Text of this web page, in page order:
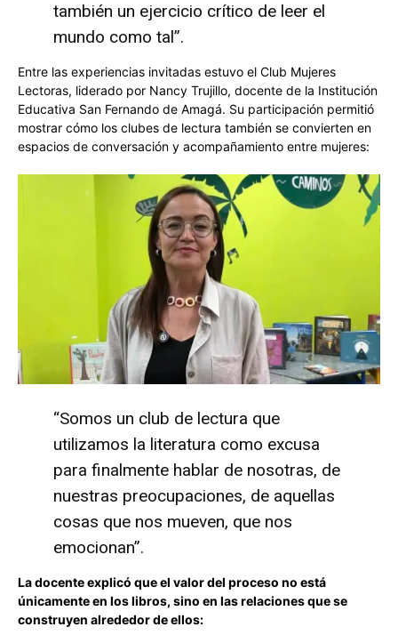
también un ejercicio crítico de leer el
mundo como tal”.
Entre las experiencias invitadas estuvo el Club Mujeres
Lectoras, liderado por Nancy Trujillo, docente de la Institución
Educativa San Fernando de Amagá. Su participación permitió
mostrar cómo los clubes de lectura también se convierten en
espacios de conversación y acompañamiento entre mujeres:
“Somos un club de lectura que
utilizamos la literatura como excusa
para finalmente hablar de nosotras, de
nuestras preocupaciones, de aquellas
cosas que nos mueven, que nos
emocionan”.
La docente explicó que el valor del proceso no está
únicamente en los libros, sino en las relaciones que se
construyen alrededor de ellos: